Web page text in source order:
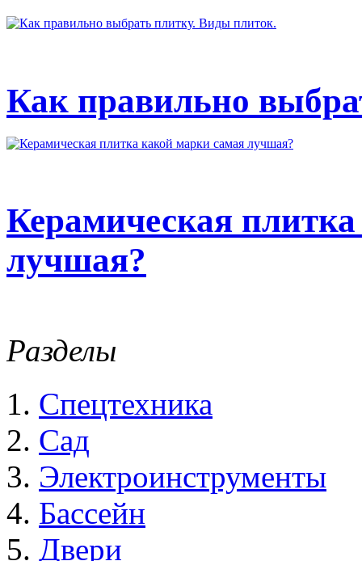
Как правильно
Керамическая
лучшая?
Разделы
Спецтехника
Сад
Электроинструменты
Бассейн
Двери